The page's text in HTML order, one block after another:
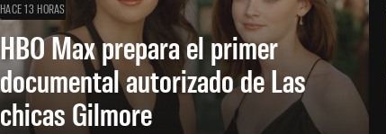
HACE 13 HORAS
HBO Max prepara el primer
documental autorizado de Las
chicas Gilmore